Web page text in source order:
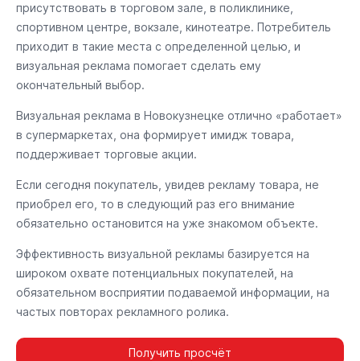
присутствовать в торговом зале, в поликлинике,
спортивном центре, вокзале, кинотеатре. Потребитель
приходит в такие места с определенной целью, и
визуальная реклама помогает сделать ему
окончательный выбор.
Визуальная реклама в Новокузнецке отлично «работает»
в супермаркетах, она формирует имидж товара,
поддерживает торговые акции.
Если сегодня покупатель, увидев рекламу товара, не
приобрел его, то в следующий раз его внимание
обязательно остановится на уже знакомом объекте.
Эффективность визуальной рекламы базируется на
широком охвате потенциальных покупателей, на
обязательном восприятии подаваемой информации, на
частых повторах рекламного ролика.
Получить просчёт